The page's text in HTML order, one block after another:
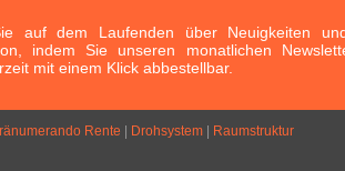
auf dem Laufenden über Neuigkeiten
indem Sie unseren monatlichen
mit einem Klick abbestellbar.
Rente Drohsystem Raumstruktur